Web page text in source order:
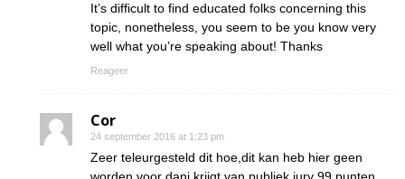
It’s difficult to find educated folks concerning this
topic, nonetheless, you seem to be you know very
well what you’re speaking about! Thanks
Reageer
Cor
24 september 2016 at 1:23 pm
Zeer teleurgesteld dit hoe,dit kan heb hier geen